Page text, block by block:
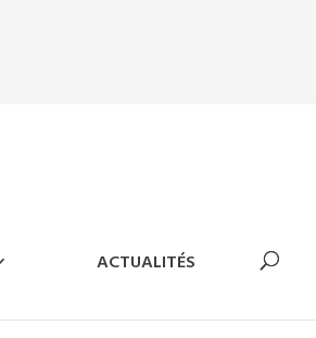
ACTUALITÉS